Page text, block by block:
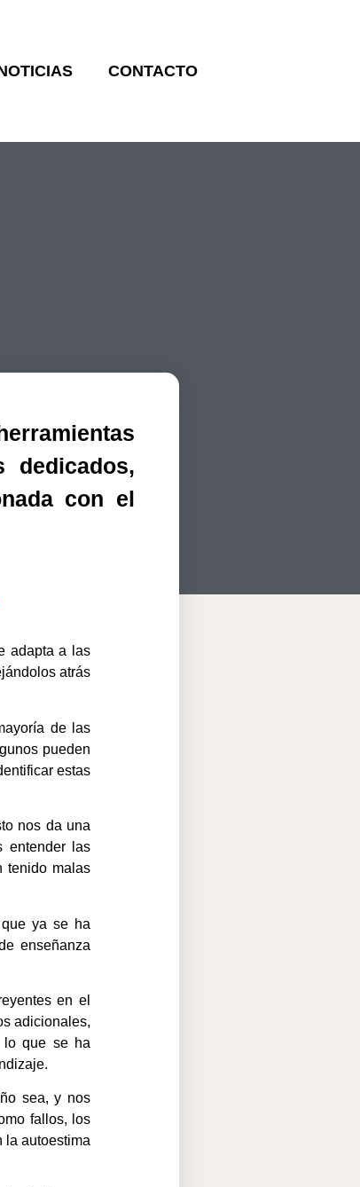
CONTACTO
dedicados,
con el
adapta a las
atrás
de las
pueden
estas
nos da una
entender las
tenido malas
ya se ha
enseñanza
en el
adicionales,
lo que se ha
sea, y nos
fallos, los
la autoestima